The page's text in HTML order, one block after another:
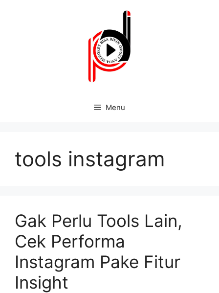
Menu
tools instagram
Gak Perlu Tools Lain,
Cek Performa
Instagram Pake Fitur
Insight